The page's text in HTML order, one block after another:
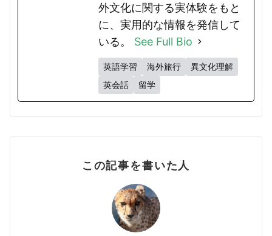
外文化に関する実体験をもと
に、実用的な情報を発信して
いる。 See Full Bio
英語学習 海外旅行
異文化理解
英会話
留学
この記事を書いた人